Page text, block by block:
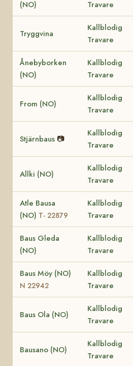
(NO)
Travare
Tryggvina
Kallblodig
Travare
Ånebyborken
(NO)
Kallblodig
Travare
From (NO)
Kallblodig
Travare
Stjärnbaus 📷
Kallblodig
Travare
Allki (NO)
Kallblodig
Travare
Atle Bausa
(NO) T- 22879
Kallblodig
Travare
Baus Gleda
(NO)
Kallblodig
Travare
Baus Möy (NO)
N 22942
Kallblodig
Travare
Baus Ola (NO)
Kallblodig
Travare
Bausano (NO)
Kallblodig
Travare